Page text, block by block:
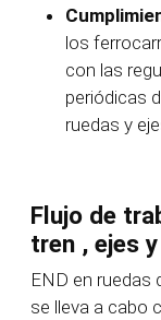
los
con las
periódicas
ruedas y
Flujo de
tren , ejes
END en ruedas
se lleva a cabo